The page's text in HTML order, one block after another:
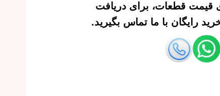
قیمت قطعات، برای دریافت
رایگان با ما تماس بگیرید.